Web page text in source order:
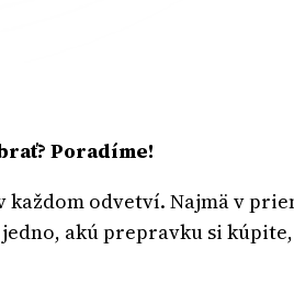
Poradíme!
odvetví. Najmä v
akú prepravku si